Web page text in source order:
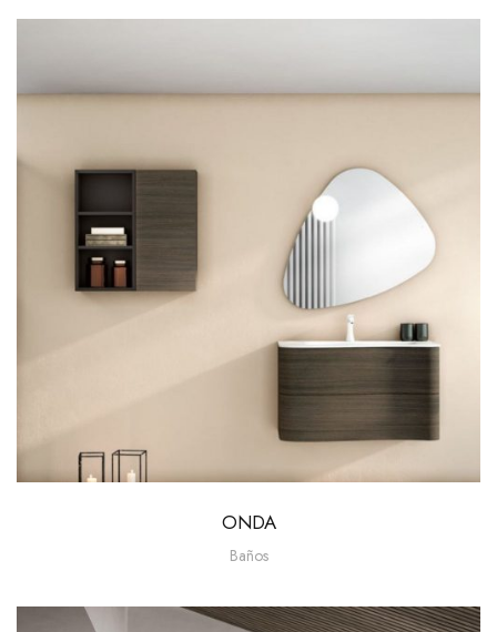
ONDA
Baños